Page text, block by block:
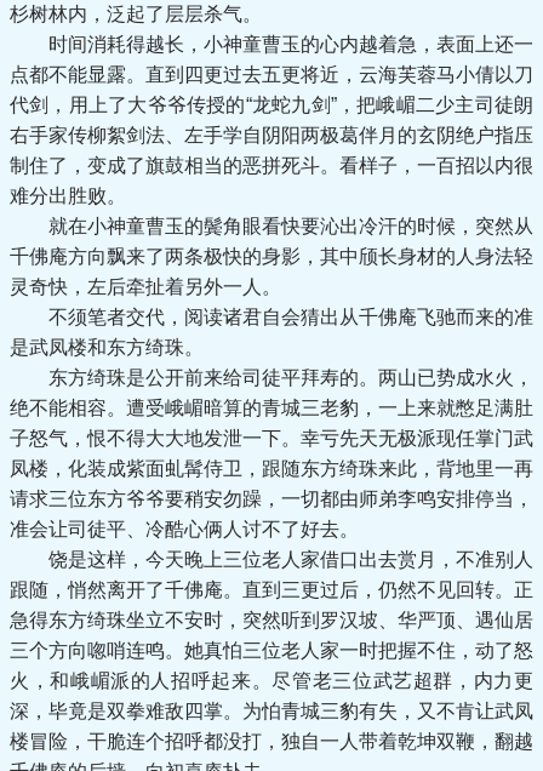
杉树林内，泛起了层层杀气。
时间消耗得越长，小神童曹玉的心内越着急，表面上还一
点都不能显露。直到四更过去五更将近，云海芙蓉马小倩以刀
代剑，用上了大爷爷传授的“龙蛇九剑”，把峨嵋二少主司徒朗
右手家传柳絮剑法、左手学自阴阳两极葛伴月的玄阴绝户指压
制住了，变成了旗鼓相当的恶拼死斗。看样子，一百招以内很
难分出胜败。
就在小神童曹玉的鬓角眼看快要沁出冷汗的时候，突然从
千佛庵方向飘来了两条极快的身影，其中颀长身材的人身法轻
灵奇快，左后牵扯着另外一人。
不须笔者交代，阅读诸君自会猜出从千佛庵飞驰而来的准
是武凤楼和东方绮珠。
东方绮珠是公开前来给司徒平拜寿的。两山已势成水火，
绝不能相容。遭受峨嵋暗算的青城三老豹，一上来就憋足满肚
子怒气，恨不得大大地发泄一下。幸亏先天无极派现任掌门武
凤楼，化装成紫面虬髯侍卫，跟随东方绮珠来此，背地里一再
请求三位东方爷爷要稍安勿躁，一切都由师弟李鸣安排停当，
准会让司徒平、冷酷心俩人讨不了好去。
饶是这样，今天晚上三位老人家借口出去赏月，不准别人
跟随，悄然离开了千佛庵。直到三更过后，仍然不见回转。正
急得东方绮珠坐立不安时，突然听到罗汉坡、华严顶、遇仙居
三个方向唿哨连鸣。她真怕三位老人家一时把握不住，动了怒
火，和峨嵋派的人招呼起来。尽管老三位武艺超群，内力更
深，毕竟是双拳难敌四掌。为怕青城三豹有失，又不肯让武凤
楼冒险，干脆连个招呼都没打，独自一人带着乾坤双鞭，翻越